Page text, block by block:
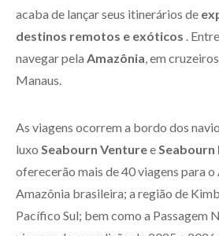
acaba de lançar seus itinerários de
destinos remotos e exóticos .
navegar pela Amazônia , em
Manaus.
As viagens ocorrem a bordo dos
luxo Seabourn Venturee Seabourn
oferecerão mais de 40 viagens para
Amazônia brasileira; a região de
Pacífico Sul; bem como a Passagem